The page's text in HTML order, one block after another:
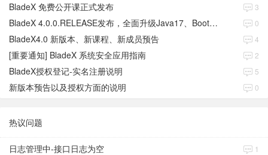
BladeX 免费公开课正式发布 3
BladeX 4.0.0.RELEASE发布，全面升级Java17、Boot3、Cloud2023 0
BladeX4.0 新版本、新课程、新成员预告 4
[重要通知] BladeX 系统安全应用指南 2
BladeX授权登记-实名注册说明 5
新版本预告以及授权方面的说明 0
热议问题
日志管理中-接口日志为空 1